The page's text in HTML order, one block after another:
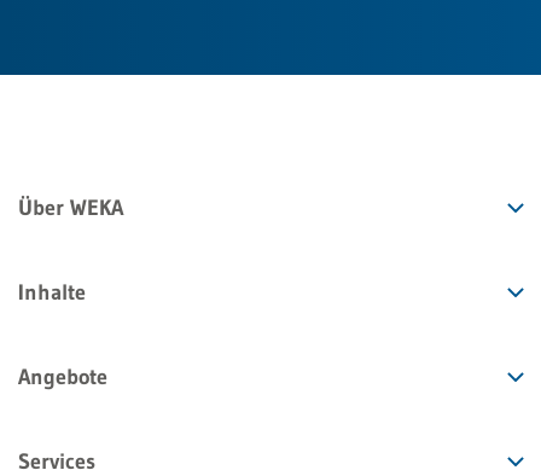
Über WEKA
Inhalte
Angebote
Services